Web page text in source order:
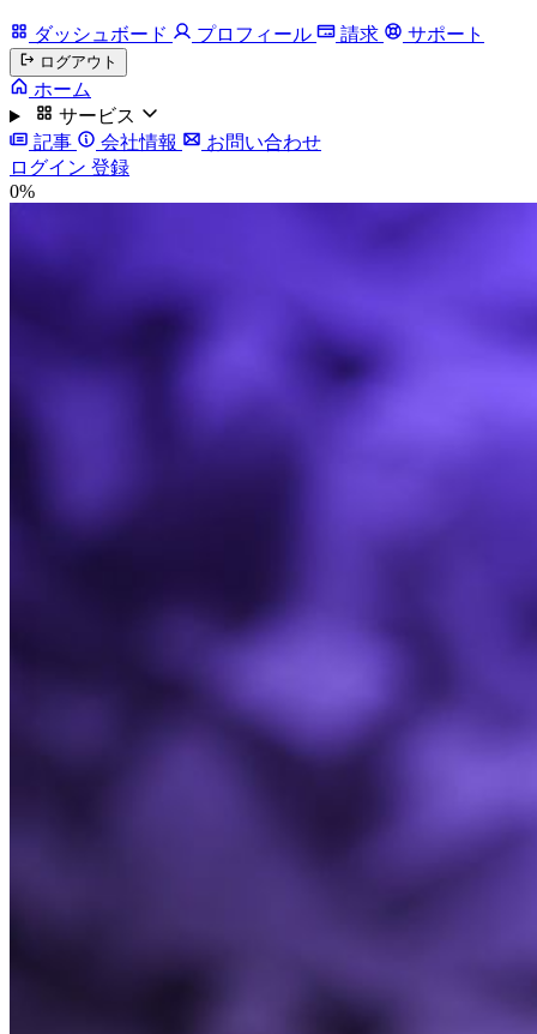
ダッシュボード プロフィール 請求 サポート
ログアウト
ホーム
サービス
記事
会社情報
お問い合わせ
ログイン 登録
0%